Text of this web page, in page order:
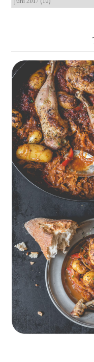
Geschmorte